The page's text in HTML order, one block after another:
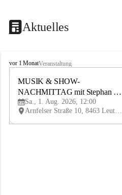
Aktuelles
K
vor 1 MonatVeranstaltung
AU
MUSIK & SHOW-
NACHMITTAG mit Stephan
Herzog
Sa., 1. Aug. 2026, 12:00
Arnfelser Straße 10, 8463 Leutschach an der Weinstraße, AUT